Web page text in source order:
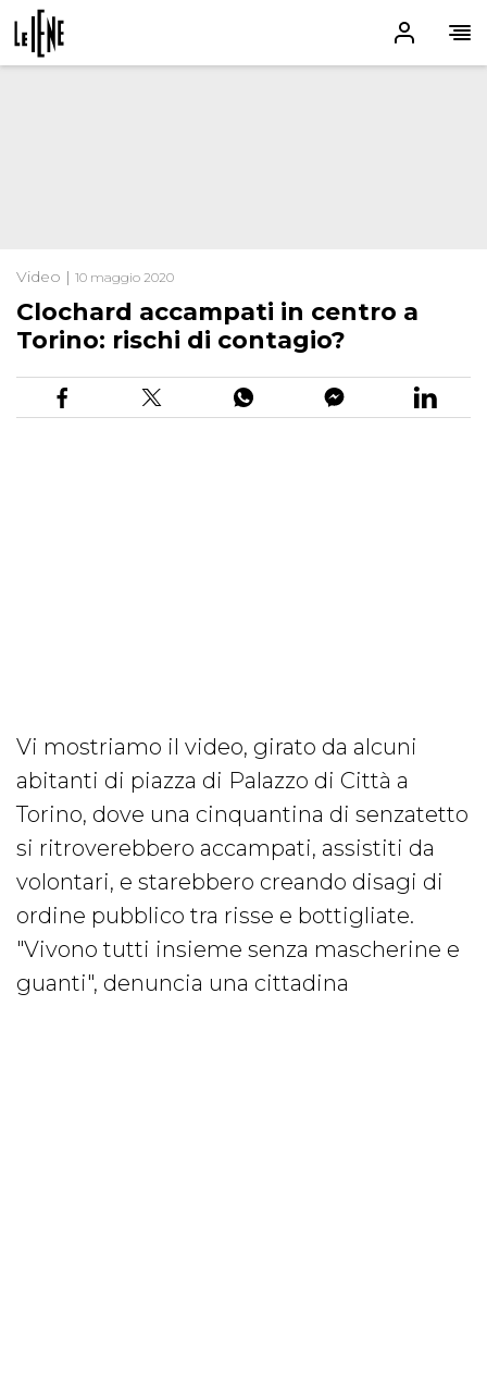
Video | 10 maggio 2020
Clochard accampati in centro a
Torino: rischi di contagio?
Vi mostriamo il video, girato da alcuni
abitanti di piazza di Palazzo di Città a
Torino, dove una cinquantina di senzatetto
si ritroverebbero accampati, assistiti da
volontari, e starebbero creando disagi di
ordine pubblico tra risse e bottigliate.
"Vivono tutti insieme senza mascherine e
guanti", denuncia una cittadina